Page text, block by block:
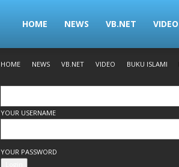
www.rizkyst.com
HOME NEWS VB.NET VIDEO
HOME NEWS VB.NET VIDEO BUKU ISLAMI
YOUR USERNAME
YOUR PASSWORD